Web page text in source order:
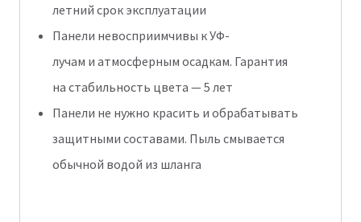
летний срок эксплуатации
Панели невосприимчивы к УФ-
лучам и атмосферным осадкам. Гарантия
на стабильность цвета — 5 лет
Панели не нужно красить и обрабатывать
защитными составами. Пыль смывается
обычной водой из шланга